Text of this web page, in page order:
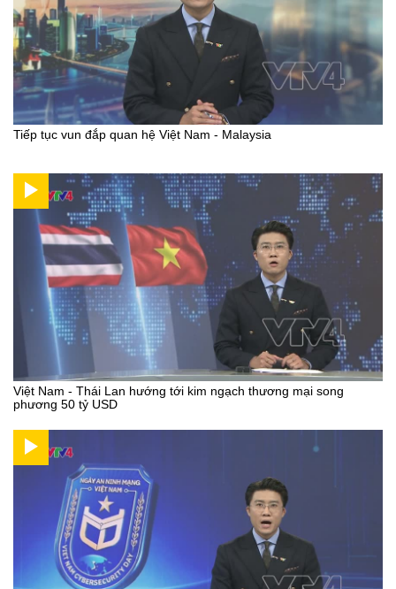
Tiếp tục vun đắp quan hệ Việt Nam - Malaysia
Việt Nam - Thái Lan hướng tới kim ngạch thương mại song
phương 50 tỷ USD